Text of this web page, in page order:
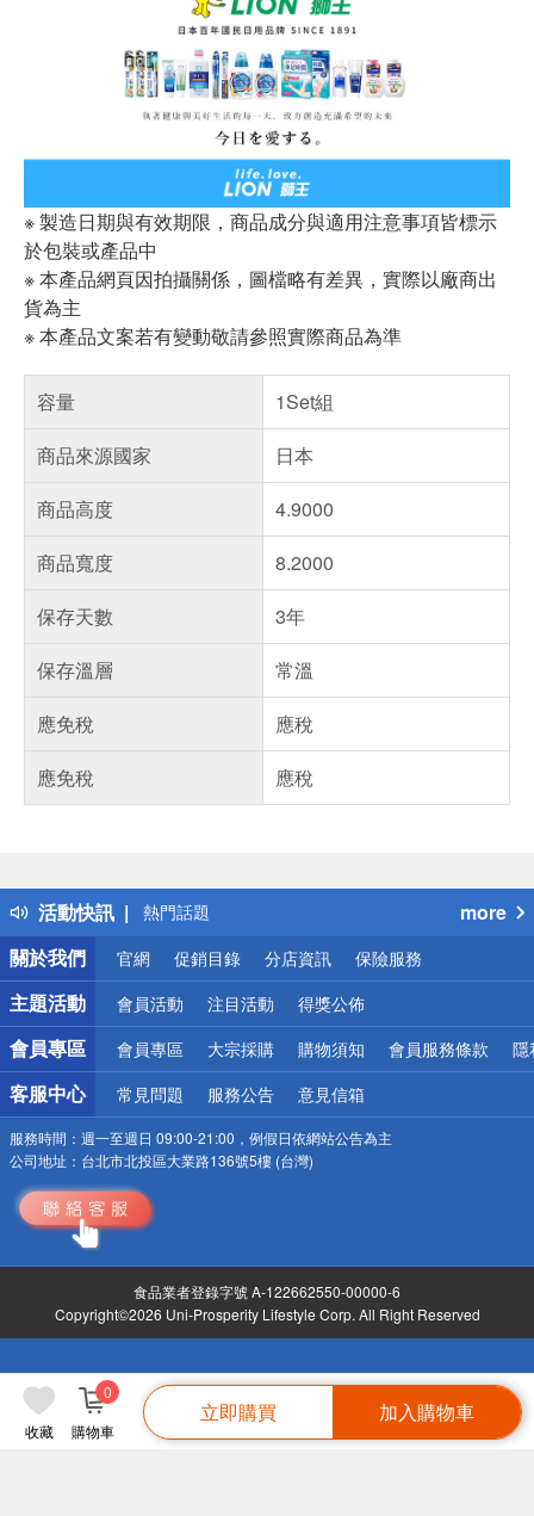
收藏 購物車
0
立即購買 加入購物車
※ 製造日期與有效期限，商品成分與適用注意事項皆標示
於包裝或產品中
※ 本產品網頁因拍攝關係，圖檔略有差異，實際以廠商出
貨為主
※ 本產品文案若有變動敬請參照實際商品為準
容量
1Set組
商品來源國家
日本
商品高度
4.9000
商品寬度
8.2000
保存天數
3年
保存溫層
常溫
應免稅
應稅
應免稅
應稅
活動快訊
得獎公告
熱門話題
銀行優惠
偏遠地區配送
詐騙網頁！請小心！
more
關於我們
官網 促銷目錄 分店資訊 保險服務
主題活動 會員活動 注目活動 得獎公佈
會員專區 會員專區 大宗採購 購物須知 會員服務條款 隱
客服中心 常見問題 服務公告 意見信箱
服務時間： 週一至週日 09:00-21:00，例假日依網站公告為主
公司地址： 台北市北投區大業路136號5樓 (台灣)
食品業者登錄字號 A-122662550-00000-6
Copyright©2026 Uni-Prosperity Lifestyle Corp. All Right Reserved